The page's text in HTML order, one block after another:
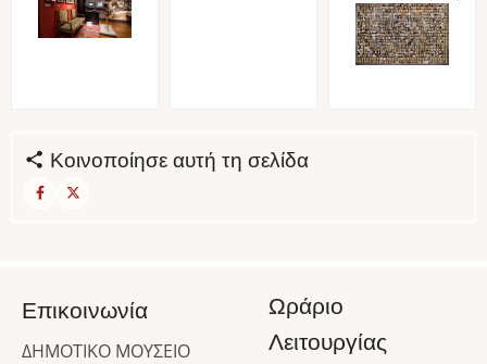
Image
Κοινοποίησε αυτή τη σελίδα
Επικοινωνία
ΔΗΜΟΤΙΚΟ ΜΟΥΣΕΙΟ
Ωράριο
Λειτουργίας